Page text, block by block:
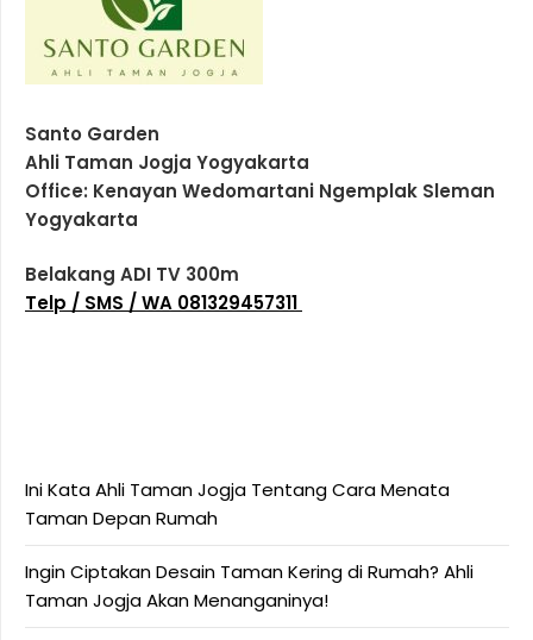
Santo Garden
Ahli Taman Jogja Yogyakarta
Office: Kenayan Wedomartani Ngemplak Sleman
Yogyakarta
Belakang ADI TV 300m
Telp / SMS / WA 081329457311
Ini Kata Ahli Taman Jogja Tentang Cara Menata
Taman Depan Rumah
Ingin Ciptakan Desain Taman Kering di Rumah? Ahli
Taman Jogja Akan Menanganinya!